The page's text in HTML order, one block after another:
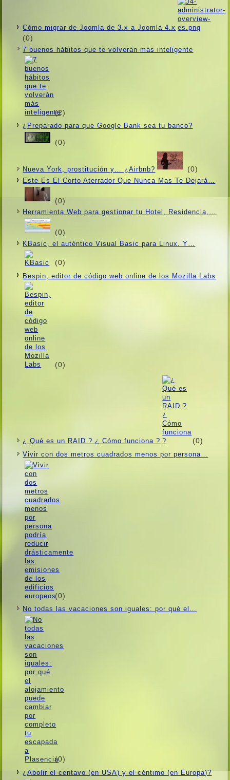
Cómo migrar de Joomla de 3.x a Joomla 4.x
(0)
7 buenos hábitos que te volverán más inteligente
(2)
¿Preparado para que Google Bank sea tu banco?
(0)
Nueva York, prostitución y… ¿Airbnb? (0)
Este Es El Corto Aterrador Que Nunca Mas Te Dejará…
(0)
Herramienta Web para gestionar tu Hotel, Residencia,…
(0)
KBasic, el auténtico Visual Basic para Linux. Y…
(0)
Bespin, editor de código web online de los Mozilla Labs
(0)
¿ Qué es un RAID ? ¿ Cómo funciona ? (0)
Vivir con dos metros cuadrados menos por persona…
(0)
No todas las vacaciones son iguales: por qué el…
(0)
¿Abolir el centavo (en USA) y el céntimo (en Europa)?